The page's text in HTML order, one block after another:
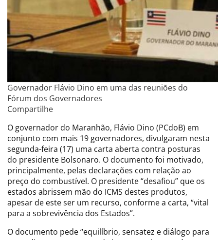
Governador Flávio Dino em uma das reuniões do
Fórum dos Governadores
Compartilhe
O governador do Maranhão, Flávio Dino (PCdoB) em
conjunto com mais 19 governadores, divulgaram nesta
segunda-feira (17) uma carta aberta contra posturas
do presidente Bolsonaro. O documento foi motivado,
principalmente, pelas declarações com relação ao
preço do combustível. O presidente “desafiou” que os
estados abrissem mão do ICMS destes produtos,
apesar de este ser um recurso, conforme a carta, “vital
para a sobrevivência dos Estados”.
O documento pede “equilíbrio, sensatez e diálogo para